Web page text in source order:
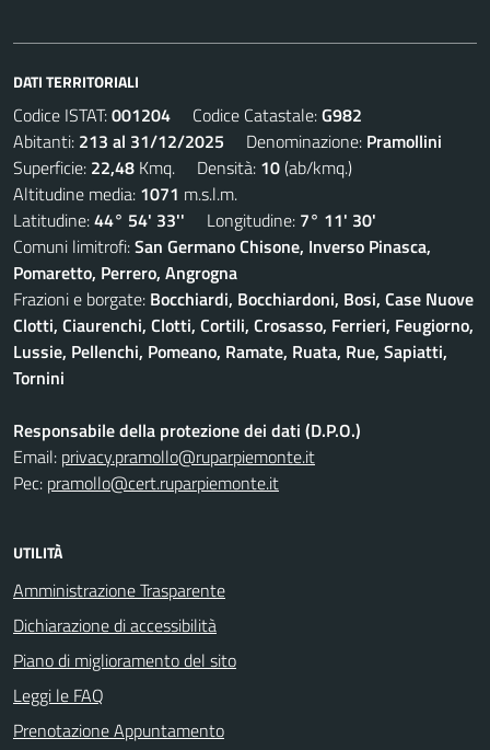
DATI TERRITORIALI
Codice ISTAT:001204 Codice Catastale:G982
Abitanti: 213 al 31/12/2025 Denominazione: Pramollini
Superficie: 22,48 Kmq. Densità: 10(ab/kmq.)
Altitudine media: 1071 m.s.l.m.
Latitudine:44° 54' 33'' Longitudine: 7° 11' 30'
Comuni limitrofi:San Germano Chisone, Inverso Pinasca,
Pomaretto, Perrero, Angrogna
Frazioni e borgate: Bocchiardi, Bocchiardoni, Bosi, Case Nuove
Clotti, Ciaurenchi, Clotti, Cortili, Crosasso, Ferrieri, Feugiorno,
Lussie, Pellenchi, Pomeano, Ramate, Ruata, Rue, Sapiatti,
Tornini
Responsabile della protezione dei dati (D.P.O.)
Email: privacy.pramollo@ruparpiemonte.it
Pec: pramollo@cert.ruparpiemonte.it
UTILITÀ
Amministrazione Trasparente
Dichiarazione di accessibilità
Piano di miglioramento del sito
Leggi le FAQ
Prenotazione Appuntamento